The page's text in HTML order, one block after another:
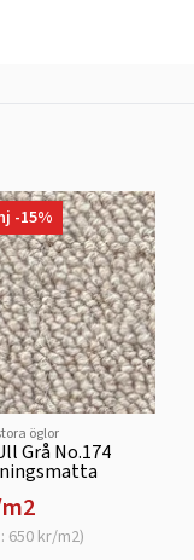
-15%
öglor
Grå No.174
650 kr/m2)